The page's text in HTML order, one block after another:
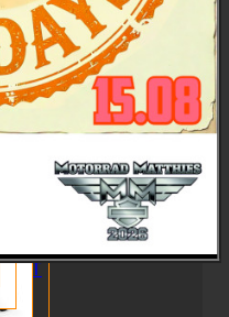
Black Finish zu